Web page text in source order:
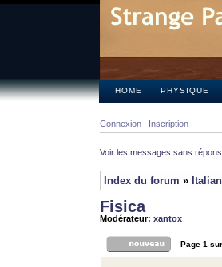
HOME PHYSIQUE
Connexion Inscription
Voir les messages sans
Index du forum »
Fisica
Modérateur: xantox
Page 1 sur